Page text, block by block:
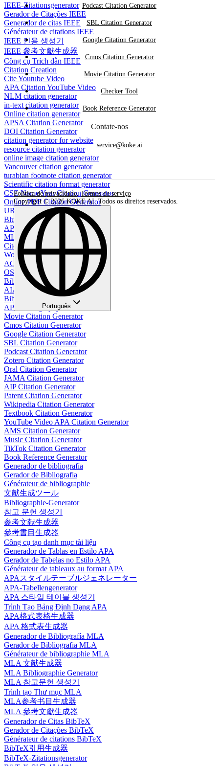
IEEE-Zitationsgenerator
Gerador de Citações IEEE
Generador de citas IEEE
Générateur de citations IEEE
IEEE 인용 생성기
IEEE 參考文獻生成器
Công cụ Trích dẫn IEEE
Citation Creation
Cite Youtube Video
APA Citation YouTube Video
NLM citation generator
in-text citation generator
Online citation generator
APSA Citation Generator
DOI Citation Generator
citation generator for website
resource citation generator
online image citation generator
Vancouver citation generator
turabian footnote citation generator
Scientific citation format generator
CSE Name Year Citation Generator
Online PDF Citation Generator
URL to APA Citation
Bluebook Citation Generator
APA Style Table Generator
MLA Bibliography Generator
Cite Sources Generator
Works Cited Page Generator
ACM Citation Generator
OSCOLA Citation Generator
Bibliography generator
AIAA Citation Generator
BibTeX Citation Generator
APA bibliography maker
Movie Citation Generator
Cmos Citation Generator
Google Citation Generator
SBL Citation Generator
Podcast Citation Generator
Zotero Citation Generator
Oral Citation Generator
JAMA Citation Generator
AIP Citation Generator
Patent Citation Generator
Wikipedia Citation Generator
Textbook Citation Generator
YouTube Video APA Citation Generator
AMS Citation Generator
Music Citation Generator
TikTok Citation Generator
Book Reference Generator
Generador de bibliografía
Gerador de Bibliografia
Générateur de bibliographie
文献生成ツール
Bibliographie-Generator
참고 문헌 생성기
参考文献生成器
參考書目生成器
Công cụ tạo danh mục tài liệu
Generador de Tablas en Estilo APA
Gerador de Tabelas no Estilo APA
Générateur de tableaux au format APA
APAスタイルテーブルジェネレーター
APA-Tabellengenerator
APA 스타일 테이블 생성기
Trình Tạo Bảng Định Dạng APA
APA格式表格生成器
APA 格式表生成器
Generador de Bibliografía MLA
Gerador de Bibliografia MLA
Générateur de bibliographie MLA
MLA 文献生成器
MLA Bibliographie Generator
MLA 참고문헌 생성기
Trình tạo Thư mục MLA
MLA参考书目生成器
MLA 參考文獻生成器
Generador de Citas BibTeX
Gerador de Citações BibTeX
Générateur de citations BibTeX
BibTeX引用生成器
BibTeX-Zitationsgenerator
Podcast Citation Generator
SBL Citation Generator
Google Citation Generator
Cmos Citation Generator
Movie Citation Generator
Checker Tool
Book Reference Generator
Contate-nos
service@koke.ai
Política de privacidade,Termos de serviço
Copyright © 2026 KOKE AI. Todos os direitos reservados.
Português